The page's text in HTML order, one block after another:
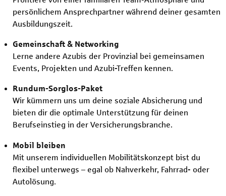
persönlichem Ansprechpartner während deiner gesamten
Ausbildungszeit.
Gemeinschaft & Networking
Lerne andere Azubis der Provinzial bei gemeinsamen
Events, Projekten und Azubi-Treffen kennen.
Rundum-Sorglos-Paket
Wir kümmern uns um deine soziale Absicherung und
bieten dir die optimale Unterstützung für deinen
Berufseinstieg in der Versicherungsbranche.
Mobil bleiben
Mit unserem individuellen Mobilitätskonzept bist du
flexibel unterwegs – egal ob Nahverkehr, Fahrrad- oder
Autolösung.